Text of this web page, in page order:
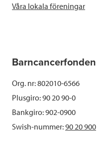
Våra lokala föreningar
Barncancerfonden
Org. nr: 802010-6566
Plusgiro: 90 20 90-0
Bankgiro: 902-0900
Swish-nummer:90 20 900